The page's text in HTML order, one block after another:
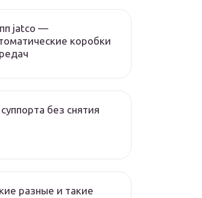
jatco —
коробки
без снятия
разные и такие